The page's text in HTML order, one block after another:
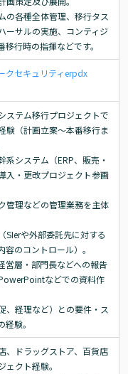
の各種全体管理、移行タス
ーサルの実施、コンティジ
行時の指揮などです。
クセキュリティerpdx
ステム移行プロジェクトで
験（計画立案～本番移行ま
系システム（ERP、販売・
入・更改プロジェクト参画
管理などの管理業務を主体
SIerや外部委託先に対する
のコントロール）。
営層・部門長などへの報告
などでの資料作
、経理など）との要件・ス
験。
、ドラッグストア、百貨店
クト経験。